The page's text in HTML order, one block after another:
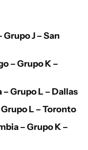
Grupo J – San
– Grupo K –
– Grupo L – Dallas
Grupo L – Toronto
– Grupo K –